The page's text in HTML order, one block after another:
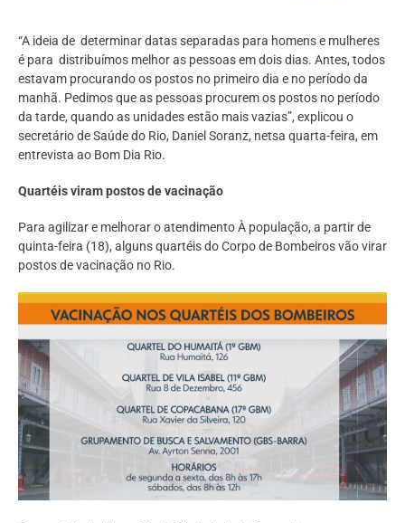
“A ideia de determinar datas separadas para homens e mulheres
é para distribuímos melhor as pessoas em dois dias. Antes, todos
estavam procurando os postos no primeiro dia e no período da
manhã. Pedimos que as pessoas procurem os postos no período
da tarde, quando as unidades estão mais vazias”, explicou o
secretário de Saúde do Rio, Daniel Soranz, netsa quarta-feira, em
entrevista ao Bom Dia Rio.
Quartéis viram postos de vacinação
Para agilizar e melhorar o atendimento À população, a partir de
quinta-feira (18), alguns quartéis do Corpo de Bombeiros vão virar
postos de vacinação no Rio.